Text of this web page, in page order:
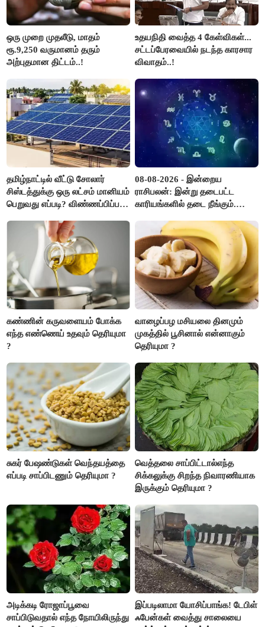
ஒரு முறை முதலீடு, மாதம்
ரூ.9,250 வருமானம் தரும்
அற்புதமான திட்டம்..!
உதயநிதி வைத்த 4 கேள்விகள்...
சட்டப்பேரவையில் நடந்த காரசார
விவாதம்..!
தமிழ்நாட்டில் வீட்டு சோலார்
சிஸ்டத்துக்கு ஒரு லட்சம் மானியம்
பெறுவது எப்படி? விண்ணப்பிப்பது
08-08-2026 - இன்றைய
ராசிபலன்: இன்று தடைபட்ட
காரியங்களில் தடை நீங்கும்.
இருக்கும். ஆன்மீக எண்ணம்
அதிகரிக்கும்..!
கண்ணின் கருவளையம் போக்க
எந்த எண்ணெய் உதவும் தெரியுமா
?
வாழைப்பழ மசியலை தினமும்
முகத்தில் பூசினால் என்னாகும்
தெரியுமா ?
சுகர் பேஷண்டுகள் வெந்தயத்தை
எப்படி சாப்பிடணும் தெரியுமா ?
வெத்தலை சாப்பிட்டால்எந்த
சிக்கலுக்கு சிறந்த நிவாரணியாக
இருக்கும் தெரியுமா ?
அடிக்கடி ரோஜாப்பூவை
சாப்பிடுவதால் எந்த நோயிலிருந்து
இப்படிலாமா யோசிப்பாங்க! டேபிள்
ஃபேன்கள் வைத்து சாலையை